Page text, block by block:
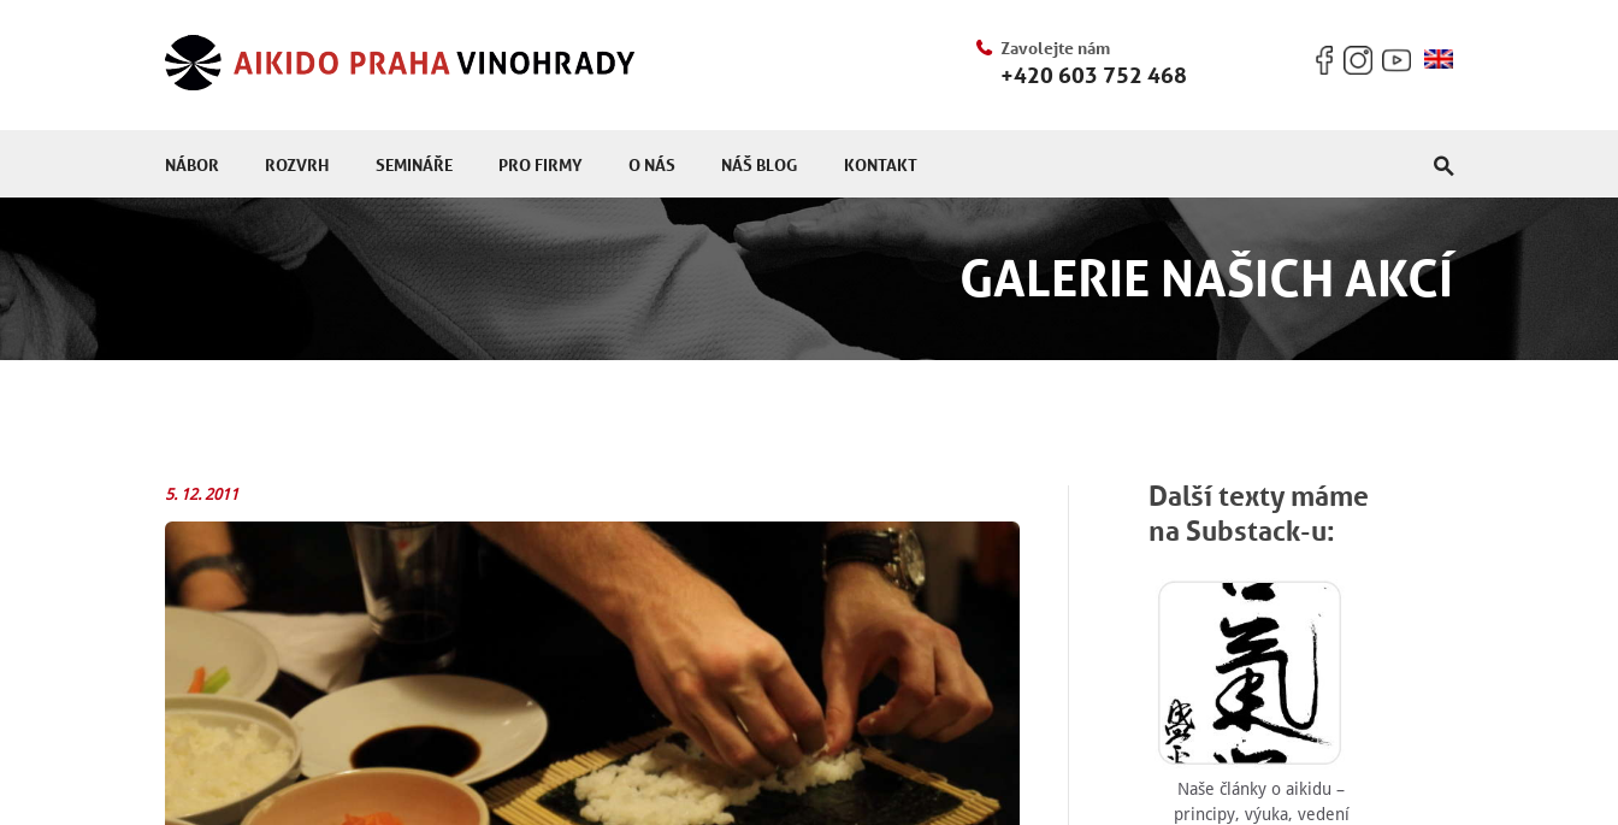
Zavolejte nám
+420 603 752 468
NÁBOR ROZVRH SEMINÁŘE PRO FIRMY O NÁS NÁŠ BLOG KONTAKT
GALERIE NAŠICH AKCÍ
5. 12. 2011
Další texty máme
na Substack-u:
Naše články o aikidu –
principy, výuka, vedení